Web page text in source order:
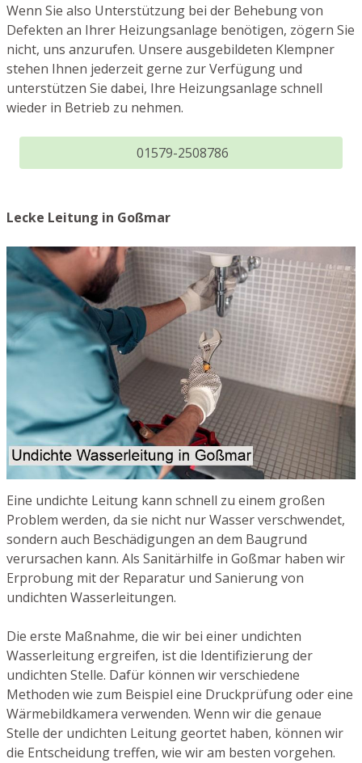
Wenn Sie also Unterstützung bei der Behebung von
Defekten an Ihrer Heizungsanlage benötigen, zögern Sie
nicht, uns anzurufen. Unsere ausgebildeten Klempner
stehen Ihnen jederzeit gerne zur Verfügung und
unterstützen Sie dabei, Ihre Heizungsanlage schnell
wieder in Betrieb zu nehmen.
01579-2508786
Lecke Leitung in Goßmar
Eine undichte Leitung kann schnell zu einem großen
Problem werden, da sie nicht nur Wasser verschwendet,
sondern auch Beschädigungen an dem Baugrund
verursachen kann. Als Sanitärhilfe in Goßmar haben wir
Erprobung mit der Reparatur und Sanierung von
undichten Wasserleitungen.
Die erste Maßnahme, die wir bei einer undichten
Wasserleitung ergreifen, ist die Identifizierung der
undichten Stelle. Dafür können wir verschiedene
Methoden wie zum Beispiel eine Druckprüfung oder eine
Wärmebildkamera verwenden. Wenn wir die genaue
Stelle der undichten Leitung geortet haben, können wir
die Entscheidung treffen, wie wir am besten vorgehen.